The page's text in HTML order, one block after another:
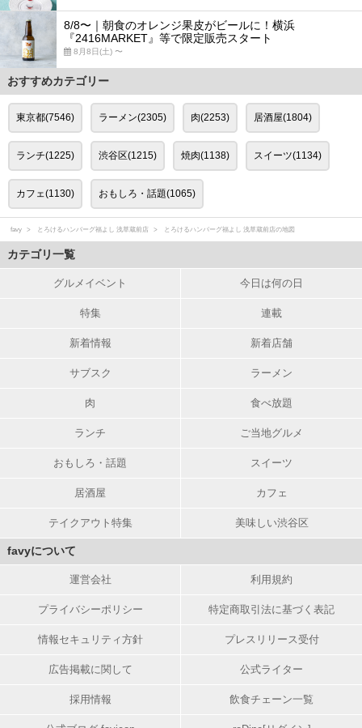
8/8〜｜朝食のオレンジ果皮がビールに！横浜
『2416MARKET』等で限定販売スタート
8月8日(土) 〜
おすすめカテゴリー
東京都(7546) ラーメン(2305) 肉(2253) 居酒屋(1804)
ランチ(1225) 渋谷区(1215) 焼肉(1138) スイーツ(1134)
カフェ(1130) おもしろ・話題(1065)
favy とろけるハンバーグ福よし 浅草蔵前店 とろけるハンバーグ福よし 浅草蔵前店の地図
カテゴリ一覧
グルメイベント 今日は何の日
特集 連載
新着情報 新着店舗
サブスク ラーメン
肉 食べ放題
ランチ ご当地グルメ
おもしろ・話題 スイーツ
居酒屋 カフェ
テイクアウト特集 美味しい渋谷区
favyについて
運営会社 利用規約
プライバシーポリシー 特定商取引法に基づく表記
情報セキュリティ方針 プレスリリース受付
広告掲載に関して 公式ライター
採用情報 飲食チェーン一覧